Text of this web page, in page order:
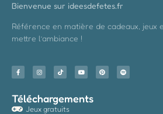
Bienvenue sur ideesdefetes.fr
Référence en matière de cadeaux, jeux
mettre l’ambiance !
Téléchargements
Jeux gratuits